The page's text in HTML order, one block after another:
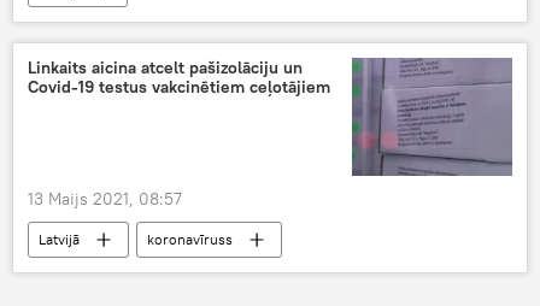
Linkaits aicina atcelt pašizolāciju un
Covid-19 testus vakcinētiem ceļotājiem
13 Maijs 2021, 08:57
Latvijā koronavīruss